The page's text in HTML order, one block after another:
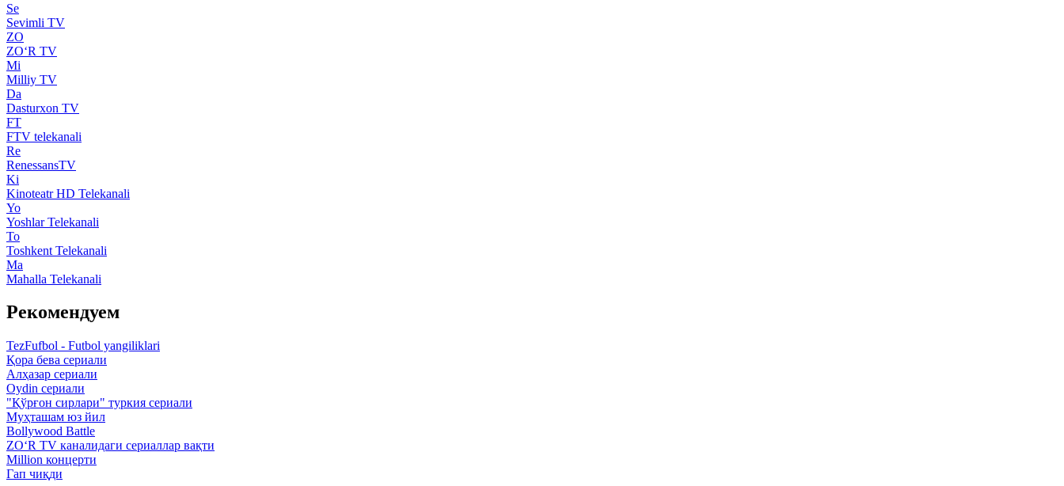
Se
Sevimli TV
ZO
ZO‘R TV
Mi
Milliy TV
Da
Dasturxon TV
FT
FTV telekanali
Re
RenessansTV
Ki
Kinoteatr HD Telekanali
Yo
Yoshlar Telekanali
To
Toshkent Telekanali
Ma
Mahalla Telekanali
Рекомендуем
TezFufbol - Futbol yangiliklari
Қора бева сериали
Алҳазар сериали
Oydin сериали
"Қўрғон сирлари" туркия сериали
Муҳташам юз йил
Bollywood Battle
ZO‘R TV каналидаги сериаллар вақти
Million концерти
Гап чиқди